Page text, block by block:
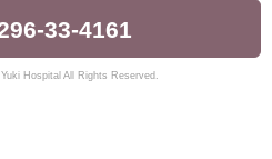
33-4161
Hospital All Rights Reserved.